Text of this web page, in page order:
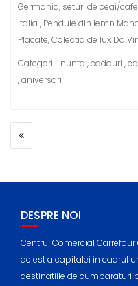
Germania, seturi de ceai/
Italia , Pendule din lemn
Placate, Colectia de lux Da
Categorii : nunta , cadouri ,
, aniversari
POST
NAVIGATION
DESPRE NOI
Centrul Comercial
de est a capitalei in cadrul
destinatiile de cumparaturi